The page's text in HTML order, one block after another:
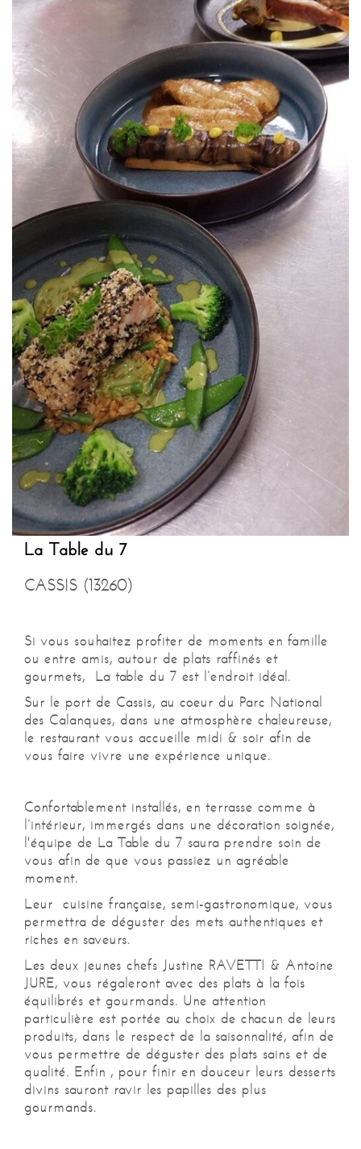
La Table du 7
CASSIS (13260)
Si vous souhaitez profiter de moments en famille
ou entre amis, autour de plats raffinés et
gourmets,
La table du 7 est l’endroit idéal.
Sur le port de Cassis, au coeur du Parc National
des Calanques, dans une atmosphère chaleureuse,
le restaurant vous accueille midi & soir afin de
vous faire vivre une expérience unique.
Confortablement installés, en terrasse comme à
l’intérieur, immergés dans une décoration soignée,
l'équipe de La Table du 7 saura prendre soin de
vous afin de que vous passiez un agréable
moment.
Leur cuisine française, semi-gastronomique, vous
permettra de déguster des mets authentiques et
riches en saveurs.
Les deux jeunes chefs Justine RAVETTI & Antoine
JURE, vous régaleront avec des plats à la fois
équilibrés et gourmands. Une attention
particulière est portée au choix de chacun de leurs
produits, dans le respect de la saisonnalité, afin de
vous permettre de déguster des plats sains et de
qualité. Enfin , pour finir en douceur leurs desserts
divins sauront ravir les papilles des plus
gourmands.